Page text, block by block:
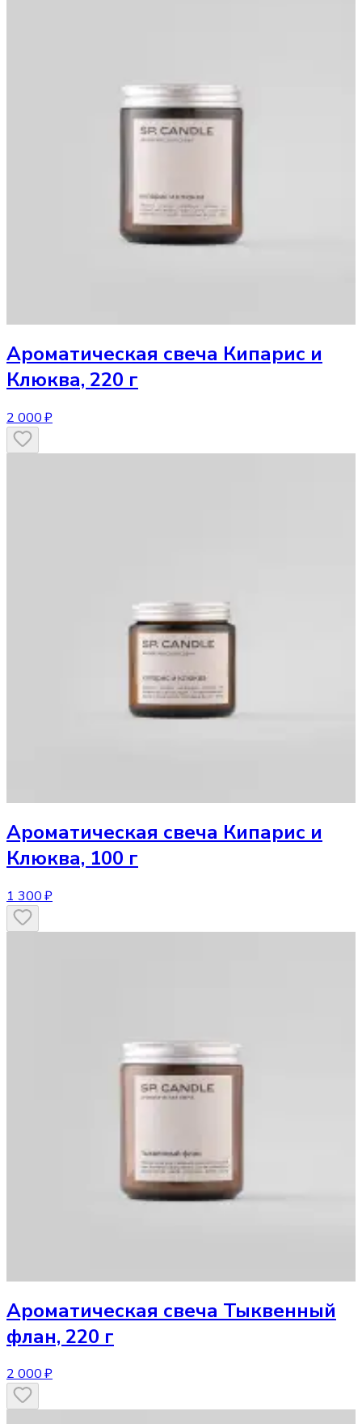
Ароматическая свеча Кипарис и
Клюква, 220 г
2 000 ₽
Ароматическая свеча Кипарис и
Клюква, 100 г
1 300 ₽
Ароматическая свеча Тыквенный
флан, 220 г
2 000 ₽